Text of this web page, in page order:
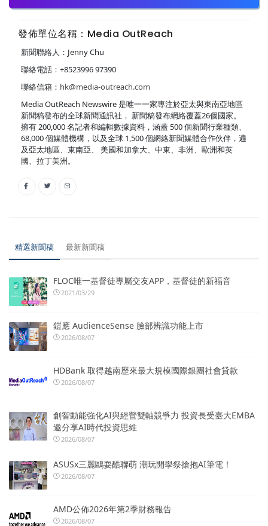
發佈單位名稱：Media OutReach
新聞聯絡人：Jenny Chu
聯絡電話：+8523996 97390
聯絡信箱： hk@media-outreach.com
Media OutReach Newswire 是唯一一家專注於亞太與東南亞地區
新聞稿發布的全球新聞通訊社， 新聞稿發布網絡覆蓋26個國家。
擁有 200,000 名記者和編輯數據資料，涵蓋 500 個新聞行業種類、
68,000 個媒體機構，以及全球 1,500 個網絡新聞媒體合作伙伴，遍
及亞太地區、東南亞、 美國和加拿大、中東、非洲、歐洲和英
國、拉丁美洲。
精選新聞稿 最新新聞稿
FLOC唯一基督徒專屬交友APP，基督徒的新福音
2021/03/29
鎧應 AudienceSense 臉部辨識功能上市
2026/08/07
HDBank 取得越南歷來最大規模國際銀團社會貸款
2026/08/07
創智動能強化AI與經營雙軸競爭力 投資長受臺大EMBA
邀分享AI時代投資思維
2026/08/07
ASUSx三麗鷗耍酷聯萌 潮玩開學祭搶抱AI筆電！
2026/08/07
AMD公佈2026年第2季財務報告
2026/08/07